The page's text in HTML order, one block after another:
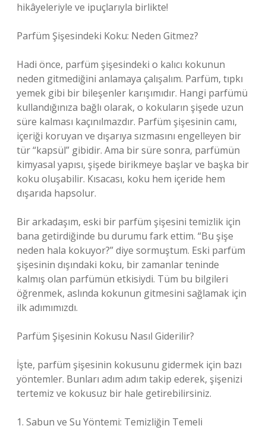
hikâyeleriyle ve ipuçlarıyla birlikte!
Parfüm Şişesindeki Koku: Neden Gitmez?
Hadi önce, parfüm şişesindeki o kalıcı kokunun
neden gitmediğini anlamaya çalışalım. Parfüm, tıpkı
yemek gibi bir bileşenler karışımıdır. Hangi parfümü
kullandığınıza bağlı olarak, o kokuların şişede uzun
süre kalması kaçınılmazdır. Parfüm şişesinin camı,
içeriği koruyan ve dışarıya sızmasını engelleyen bir
tür “kapsül” gibidir. Ama bir süre sonra, parfümün
kimyasal yapısı, şişede birikmeye başlar ve başka bir
koku oluşabilir. Kısacası, koku hem içeride hem
dışarıda hapsolur.
Bir arkadaşım, eski bir parfüm şişesini temizlik için
bana getirdiğinde bu durumu fark ettim. “Bu şişe
neden hala kokuyor?” diye sormuştum. Eski parfüm
şişesinin dışındaki koku, bir zamanlar teninde
kalmış olan parfümün etkisiydi. Tüm bu bilgileri
öğrenmek, aslında kokunun gitmesini sağlamak için
ilk adımımızdı.
Parfüm Şişesinin Kokusu Nasıl Giderilir?
İşte, parfüm şişesinin kokusunu gidermek için bazı
yöntemler. Bunları adım adım takip ederek, şişenizi
tertemiz ve kokusuz bir hale getirebilirsiniz.
1. Sabun ve Su Yöntemi: Temizliğin Temeli